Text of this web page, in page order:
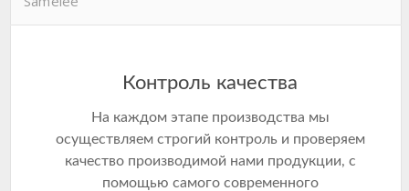
Контроль качества
На каждом этапе производства мы
осуществляем строгий контроль и проверяем
качество производимой нами продукции, с
помощью самого современного